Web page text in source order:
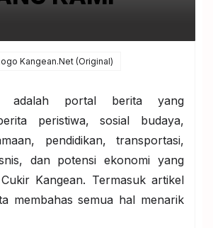
Kangean.Net (Original)
adalah portal berita yang
peristiwa, sosial budaya,
pendidikan, transportasi,
dan potensi ekonomi yang
Kangean. Termasuk artikel
membahas semua hal menarik